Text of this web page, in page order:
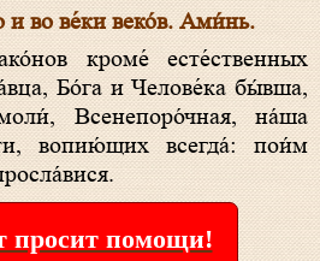
и во ве́ки веко́в. Ами́нь.
кроме́ есте́ственных
Бо́га и Челове́ка бы́вша,
Всенепоро́чная, на́ша
вопию́щих всегда́: пои́м
просит помощи!